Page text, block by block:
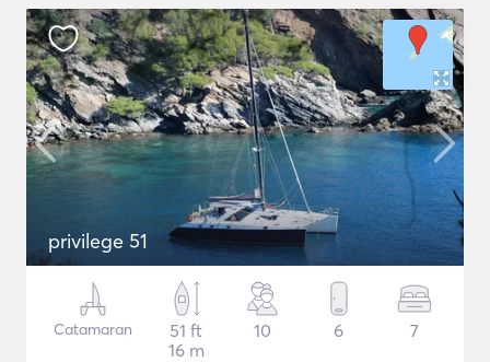
privilege 51
Catamaran
51 ft
16 m
10 6 7